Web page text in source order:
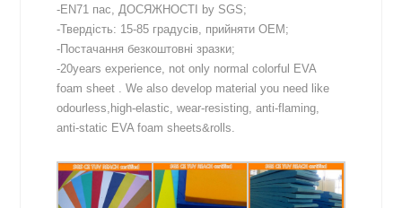
-EN71 пас, ДОСЯЖНОСТІ by SGS;
-Твердість: 15-85 градусів, прийняти OEM;
-Постачання безкоштовні зразки;
-20years experience, not only normal colorful EVA
foam sheet . We also develop material you need like
odourless,high-elastic, wear-resisting, anti-flaming,
anti-static EVA foam sheets&rolls.